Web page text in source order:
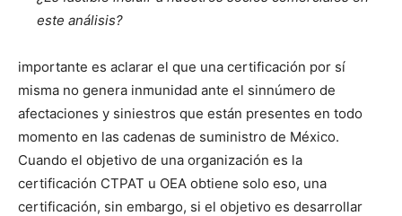
este análisis?
importante es aclarar el que una certificación por sí
misma no genera inmunidad ante el sinnúmero de
afectaciones y siniestros que están presentes en todo
momento en las cadenas de suministro de México.
Cuando el objetivo de una organización es la
certificación CTPAT u OEA obtiene solo eso, una
certificación, sin embargo, si el objetivo es desarrollar